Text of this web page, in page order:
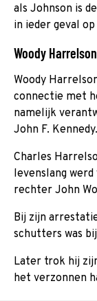
als Johnson is
in ieder geval
Woody Harrelson
Woody
connectie met
namelijk
John F. Kennedy.
Charles
levenslang
rechter John
Bij zijn
schutters was
Later trok hij
het verzonnen